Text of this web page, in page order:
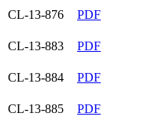
CL-13-876
PDF
CL-13-883
PDF
CL-13-884
PDF
CL-13-885
PDF